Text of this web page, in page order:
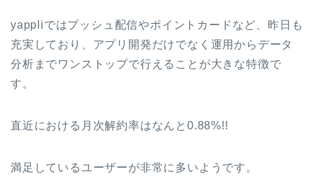
yappliではプッシュ配信やポイントカードなど、昨日も
充実しており、アプリ開発だけでなく運用からデータ
分析までワンストップで行えることが大きな特徴で
す。
直近における月次解約率はなんと0.88%!!
満足しているユーザーが非常に多いようです。